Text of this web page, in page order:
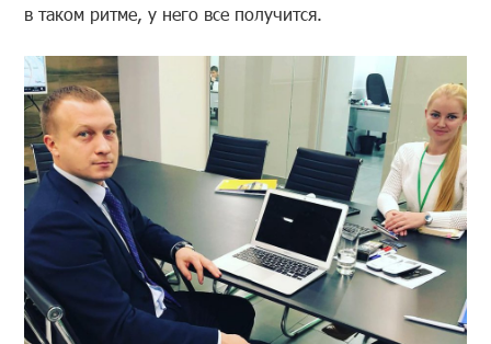
в таком ритме, у него все получится.